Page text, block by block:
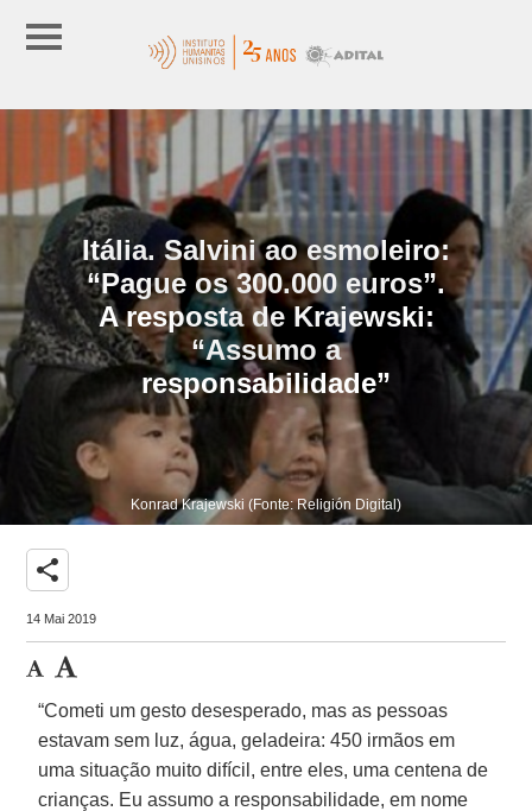
Itália. Salvini ao esmoleiro:
“Pague os 300.000 euros”.
A resposta de Krajewski:
“Assumo a
responsabilidade”
Konrad Krajewski (Fonte: Religión Digital)
share
14 Mai 2019
“Cometi um gesto desesperado, mas as pessoas
estavam sem luz, água, geladeira: 450 irmãos em
uma situação muito difícil, entre eles, uma centena de
crianças. Eu assumo a responsabilidade, em nome